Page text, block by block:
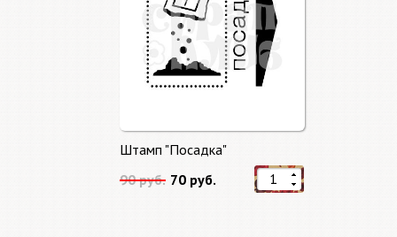
Штамп "Посадка"
90 руб. 70 руб.